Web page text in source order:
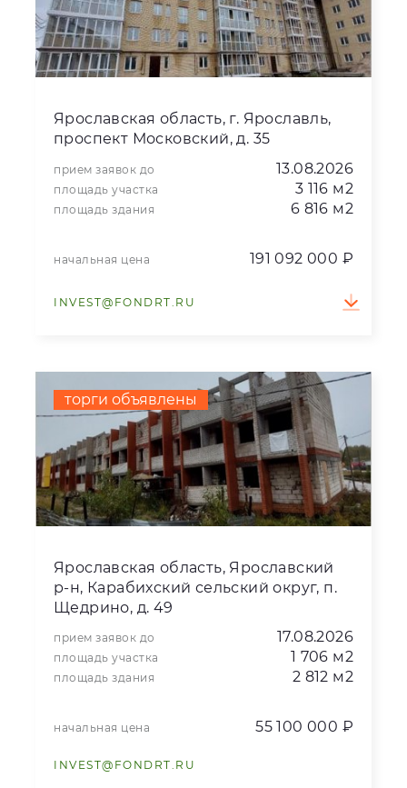
Ярославская область, г. Ярославль,
проспект Московский, д. 35
прием заявок до 13.08.2026
площадь участка 3 116 м2
площадь здания 6 816 м2
начальная цена 191 092 000 ₽
INVEST@FONDRT.RU
торги объявлены
Ярославская область, Ярославский
р-н, Карабихский сельский округ, п.
Щедрино, д. 49
прием заявок до 17.08.2026
площадь участка 1 706 м2
площадь здания 2 812 м2
начальная цена 55 100 000 ₽
INVEST@FONDRT.RU